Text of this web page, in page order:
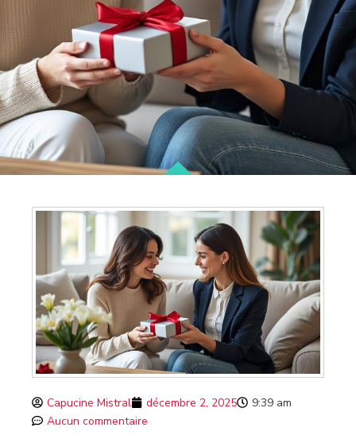
Capucine Mistral décembre 2, 2025
9:39 am
Aucun commentaire